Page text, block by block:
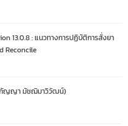
13.0.8 : แนวทางการปฏิบัติการสั่งยา
Reconcile
.กัญญา มัชฌิมาวิวัฒน์)